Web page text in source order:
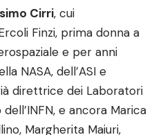
Cirri, cui
Finzi, prima donna a
e per anni
NASA, dell’ASI e
direttrice dei Laboratori
e ancora Marica
Margherita Maiuri,